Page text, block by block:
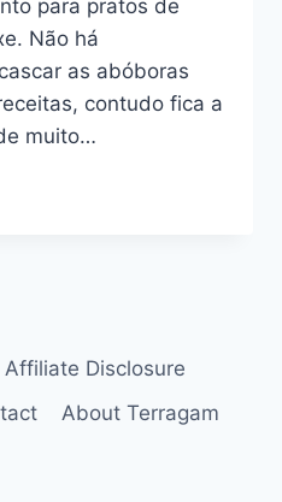
para pratos de
Não há
as abóboras
contudo fica a
muito…
Affiliate Disclosure
About Terragam